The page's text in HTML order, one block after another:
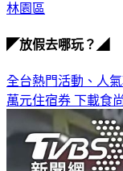
林園區
◤放假去哪玩？◢
全台熱門活動、人
萬元住宿券 下載食